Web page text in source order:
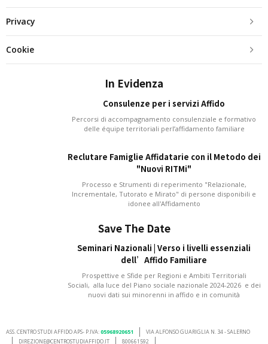
Privacy
Cookie
In Evidenza
Consulenze per i servizi Affido
Percorsi di accompagnamento consulenziale e formativo
delle équipe territoriali perl’affidamento familiare
Reclutare Famiglie Affidatarie con il Metodo dei
"Nuovi RITMi"
Processo e Strumenti di reperimento "Relazionale,
Incrementale, Tutorato e Mirato" di persone disponibili e
idonee all'Affidamento
Save The Date
Seminari Nazionali | Verso i livelli essenziali
dell’Affido Familiare
Prospettive e Sfide per Regioni e Ambiti Territoriali
Sociali, alla luce del Piano sociale nazionale 2024-2026 e dei
nuovi dati sui minorenni in affido e in comunità
ASS. CENTRO STUDI AFFIDO APS- P.IVA:05968920651
VIA ALFONSO GUARIGLIA N. 34 - SALERNO
DIREZIONE@CENTROSTUDIAFFIDO.IT
800661592